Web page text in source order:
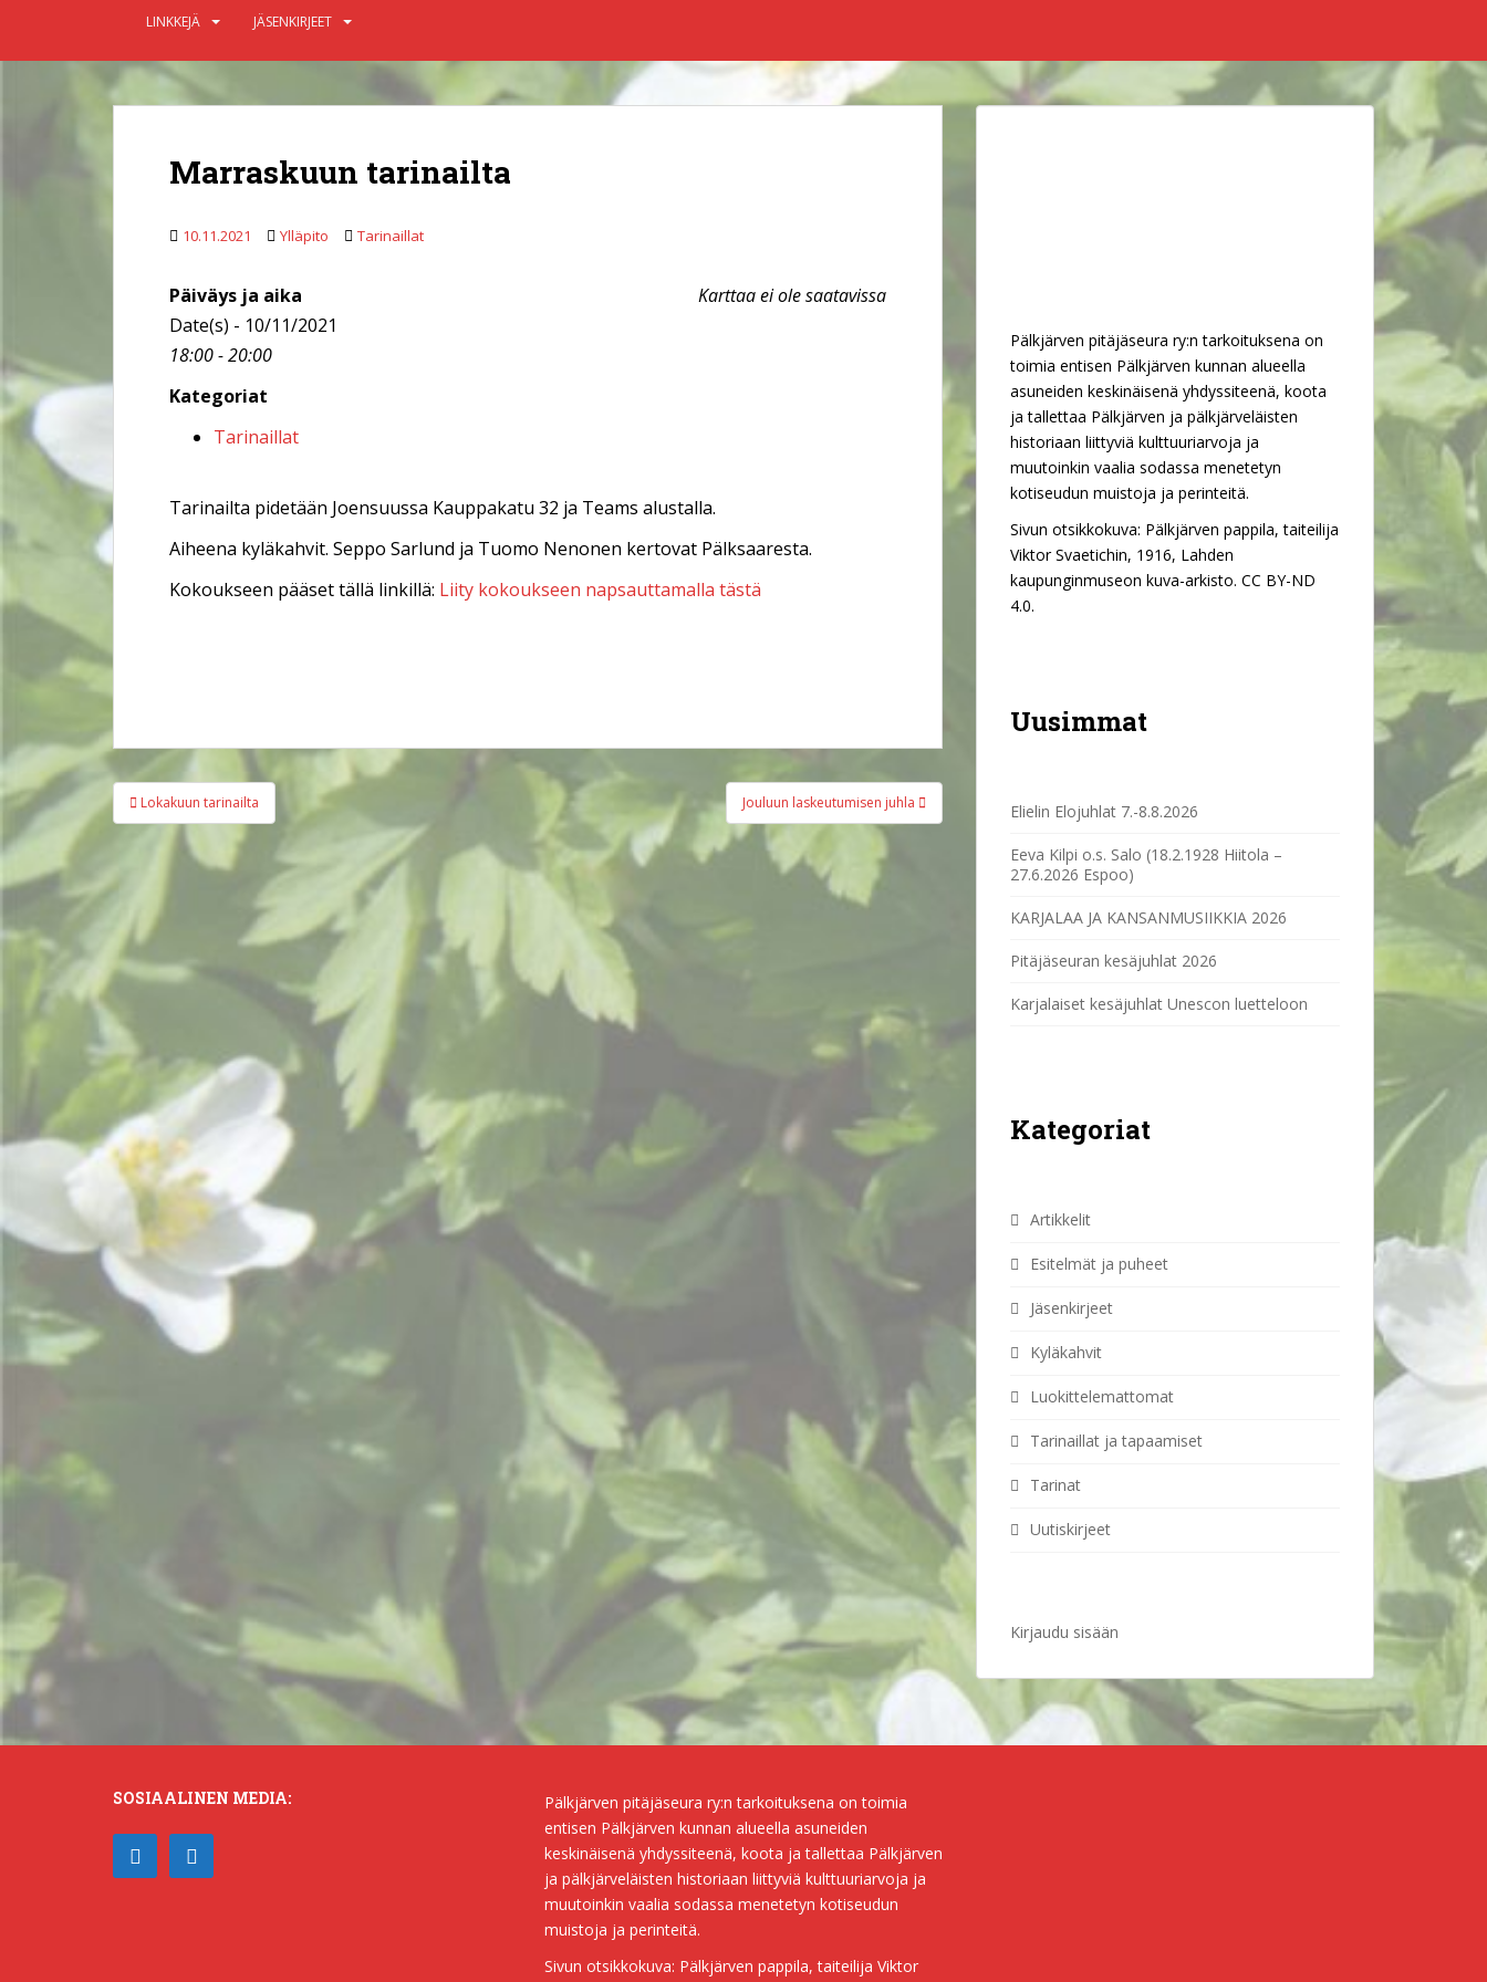
LINKKEJÄ JÄSENKIRJEET
Marraskuun tarinailta
10.11.2021 Ylläpito Tarinaillat
Karttaa ei ole saatavissa
Päiväys ja aika
Date(s) - 10/11/2021
18:00 - 20:00
Kategoriat
Tarinaillat
Tarinailta pidetään Joensuussa Kauppakatu 32 ja Teams alustalla.
Aiheena kyläkahvit. Seppo Sarlund ja Tuomo Nenonen kertovat Pälksaaresta.
Kokoukseen pääset tällä linkillä: Liity kokoukseen napsauttamalla tästä
Artikkelien
selaus
Lokakuun tarinailta Jouluun laskeutumisen juhla
Pälkjärven pitäjäseura ry:n tarkoituksena on
toimia entisen Pälkjärven kunnan alueella
asuneiden keskinäisenä yhdyssiteenä, koota
ja tallettaa Pälkjärven ja pälkjärveläisten
historiaan liittyviä kulttuuriarvoja ja
muutoinkin vaalia sodassa menetetyn
kotiseudun muistoja ja perinteitä.
Sivun otsikkokuva: Pälkjärven pappila, taiteilija
Viktor Svaetichin, 1916, Lahden
kaupunginmuseon kuva-arkisto. CC BY-ND
4.0.
Uusimmat
Elielin Elojuhlat 7.-8.8.2026
Eeva Kilpi o.s. Salo (18.2.1928 Hiitola –
27.6.2026 Espoo)
KARJALAA JA KANSANMUSIIKKIA 2026
Pitäjäseuran kesäjuhlat 2026
Karjalaiset kesäjuhlat Unescon luetteloon
Kategoriat
Artikkelit
Esitelmät ja puheet
Jäsenkirjeet
Kyläkahvit
Luokittelemattomat
Tarinaillat ja tapaamiset
Tarinat
Uutiskirjeet
Kirjaudu sisään
SOSIAALINEN MEDIA:
Pälkjärven pitäjäseura ry:n tarkoituksena on toimia
entisen Pälkjärven kunnan alueella asuneiden
keskinäisenä yhdyssiteenä, koota ja tallettaa Pälkjärven
ja pälkjärveläisten historiaan liittyviä kulttuuriarvoja ja
muutoinkin vaalia sodassa menetetyn kotiseudun
muistoja ja perinteitä.
Sivun otsikkokuva: Pälkjärven pappila, taiteilija Viktor